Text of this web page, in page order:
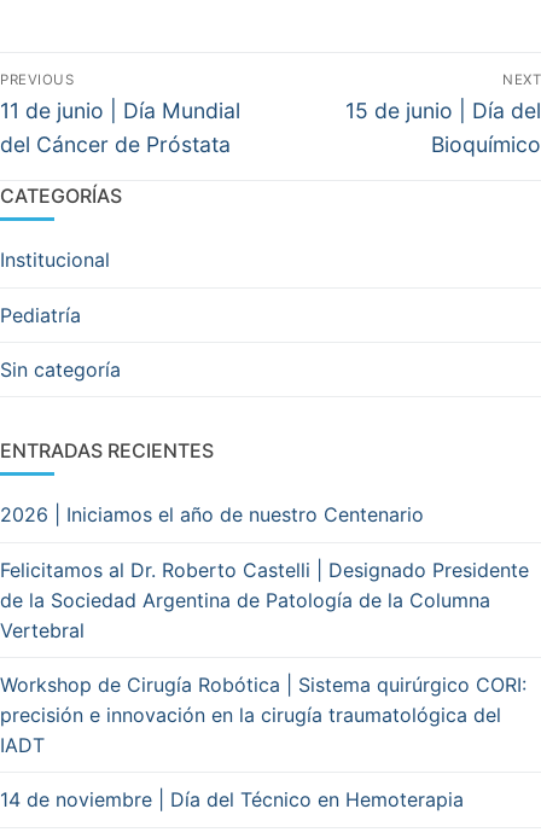
Navegación
de
entradas
PREVIOUS
Previous
post:
11 de junio | Día Mundial
del Cáncer de Próstata
NEXT
Next
15 de junio | Día del
Bioquímico
CATEGORÍAS
Institucional
Pediatría
Sin categoría
ENTRADAS RECIENTES
2026 | Iniciamos el año de nuestro Centenario
Felicitamos al Dr. Roberto Castelli | Designado Presidente
de la Sociedad Argentina de Patología de la Columna
Vertebral
Workshop de Cirugía Robótica | Sistema quirúrgico CORI:
precisión e innovación en la cirugía traumatológica del
IADT
14 de noviembre | Día del Técnico en Hemoterapia